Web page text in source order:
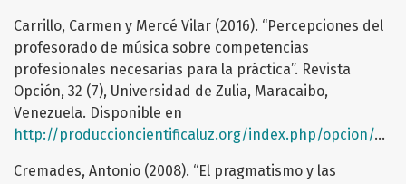
Carrillo, Carmen y Mercé Vilar (2016). “Percepciones del
profesorado de música sobre competencias
profesionales necesarias para la práctica”. Revista
Opción, 32 (7), Universidad de Zulia, Maracaibo,
Venezuela. Disponible en
http://produccioncientificaluz.org/index.php/opcion/article/view/21480/21293
Cremades, Antonio (2008). “El pragmatismo y las